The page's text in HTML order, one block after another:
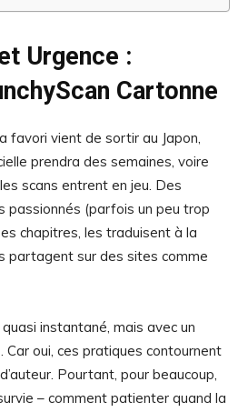
Urgence :
Cartonne
favori vient de sortir au Japon,
prendra des semaines, voire
scans entrent en jeu. Des
passionnés (parfois un peu trop
chapitres, les traduisent à la
partagent sur des sites comme
instantané, mais avec un
Car oui, ces pratiques contournent
Pourtant, pour beaucoup,
– comment patienter quand la